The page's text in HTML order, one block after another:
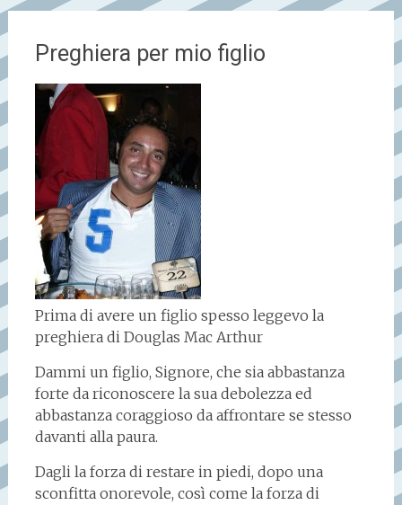
Preghiera per mio figlio
Prima di avere un figlio spesso leggevo la
preghiera di Douglas Mac Arthur
Dammi un figlio, Signore, che sia abbastanza
forte da riconoscere la sua debolezza ed
abbastanza coraggioso da affrontare se stesso
davanti alla paura.
Dagli la forza di restare in piedi, dopo una
sconfitta onorevole, così come la forza di